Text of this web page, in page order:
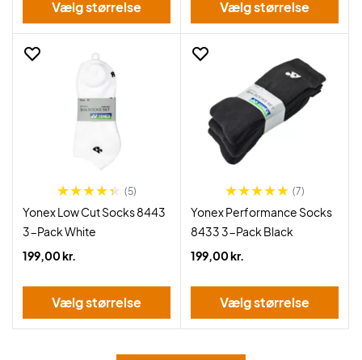
Vælg størrelse Vælg størrelse
(5)
Yonex Low Cut Socks 8443
3-Pack White
199,00 kr.
Vælg størrelse
(7)
Yonex Performance Socks
8433 3-Pack Black
199,00 kr.
Vælg størrelse